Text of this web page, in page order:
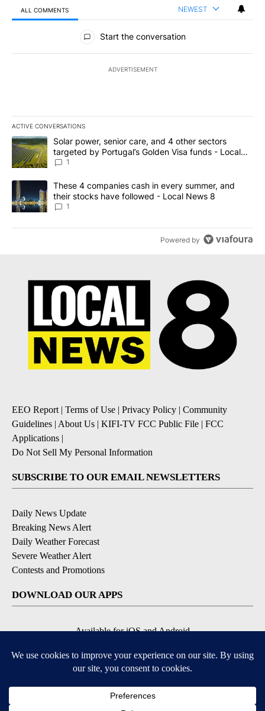
ALL COMMENTS NEWEST
All Comments
Start the conversation
ADVERTISEMENT
ACTIVE CONVERSATIONS
The following is a list of the most commented articles in the last
A trending article titled "Solar power, senior care, and 4 other
Solar power, senior care, and 4 other sectors
targeted by Portugal’s Golden Visa funds - Local
News 8
1
A trending article titled "These 4 companies cash in every
These 4 companies cash in every summer, and
their stocks have followed - Local News 8
1
Powered by
EEO Report | Terms of Use | Privacy Policy | Community
Guidelines | About Us | KIFI-TV FCC Public File | FCC
Applications |
Do Not Sell My Personal Information
SUBSCRIBE TO OUR EMAIL NEWSLETTERS
Daily News Update
Breaking News Alert
Daily Weather Forecast
Severe Weather Alert
Contests and Promotions
DOWNLOAD OUR APPS
Available for iOS and Android